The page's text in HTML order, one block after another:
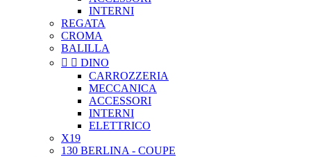
INTERNI
REGATA
CROMA
BALILLA
  DINO
CARROZZERIA
MECCANICA
ACCESSORI
INTERNI
ELETTRICO
X19
130 BERLINA - COUPE